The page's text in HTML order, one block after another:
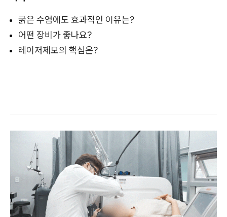
굵은 수염에도 효과적인 이유는?
어떤 장비가 좋나요?
레이저제모의 핵심은?